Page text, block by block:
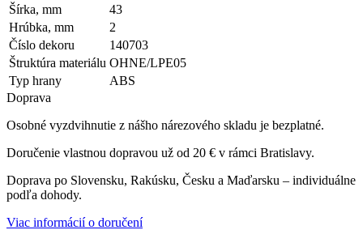
Šírka, mm
43
Hrúbka, mm
2
Číslo dekoru
140703
Štruktúra materiálu OHNE/LPE05
Typ hrany
ABS
Doprava
Osobné vyzdvihnutie z nášho nárezového skladu je bezplatné.
Doručenie vlastnou dopravou už od 20 € v rámci Bratislavy.
Doprava po Slovensku, Rakúsku, Česku a Maďarsku – individuálne
podľa dohody.
Viac informácií o doručení